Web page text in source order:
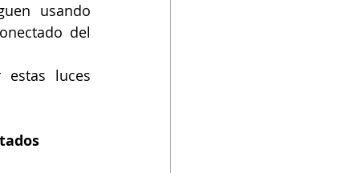
usando
del
luces